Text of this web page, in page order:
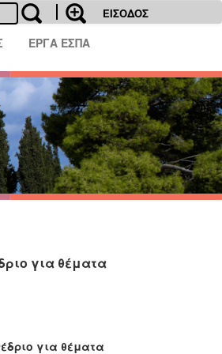
ΕΙΣΟΔΟΣ
ΕΡΓΑ ΕΣΠΑ
για θέματα
για θέματα